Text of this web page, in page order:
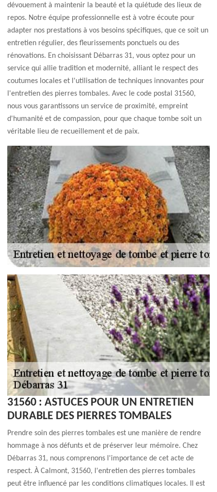
dévouement à maintenir la beauté et la quiétude des lieux de
repos. Notre équipe professionnelle est à votre écoute pour
adapter nos prestations à vos besoins spécifiques, que ce soit un
entretien régulier, des fleurissements ponctuels ou des
rénovations. En choisissant Débarras 31, vous optez pour un
service qui allie tradition et modernité, alliant le respect des
coutumes locales et l'utilisation de techniques innovantes pour
l'entretien des pierres tombales. Avec le code postal 31560,
nous vous garantissons un service de proximité, empreint
d'humanité et de compassion, pour que chaque tombe soit un
véritable lieu de recueillement et de paix.
31560 : ASTUCES POUR UN ENTRETIEN
DURABLE DES PIERRES TOMBALES
Prendre soin des pierres tombales est une manière de rendre
hommage à nos défunts et de préserver leur mémoire. Chez
Débarras 31, nous comprenons l'importance de cet acte de
respect. À Calmont, 31560, l'entretien des pierres tombales
peut être influencé par les conditions climatiques locales. Il est